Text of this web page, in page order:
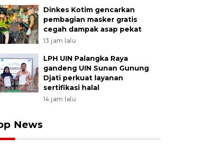
Dinkes Kotim gencarkan
pembagian masker gratis
cegah dampak asap pekat
13 jam lalu
LPH UIN Palangka Raya
gandeng UIN Sunan Gunung
Djati perkuat layanan
sertifikasi halal
14 jam lalu
News